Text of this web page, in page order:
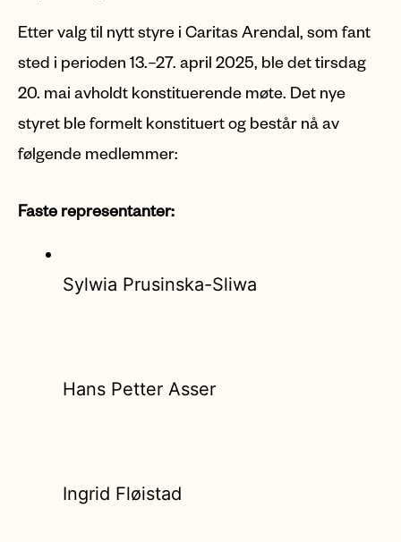
Etter valg til nytt styre i Caritas Arendal, som fant
sted i perioden 13.–27. april 2025, ble det tirsdag
20. mai avholdt konstituerende møte. Det nye
styret ble formelt konstituert og består nå av
følgende medlemmer:
Faste representanter:
Sylwia Prusinska-Sliwa
Hans Petter Asser
Ingrid Fløistad